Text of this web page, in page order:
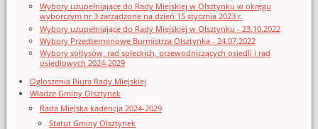
Wybory uzupełniające do Rady Miejskiej w Olsztynku w okręgu
wyborczym nr 3 zarządzone na dzień 15 stycznia 2023 r.
Wybory uzupełniające do Rady Miejskiej w Olsztynku - 23.10.2022
Wybory Przedterminowe Burmistrza Olsztynka - 24.07.2022
Wybory sołtysów, rad sołeckich, przewodniczących osiedli i rad
osiedlowych 2024-2029
Ogłoszenia Biura Rady Miejskiej
Władze Gminy Olsztynek
Rada Miejska kadencja 2024-2029
Statut Gminy Olsztynek